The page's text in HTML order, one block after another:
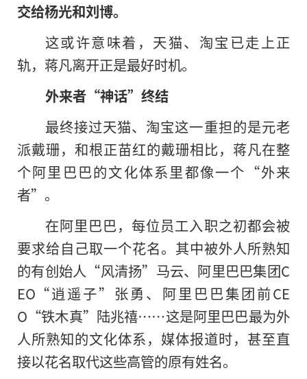
交给杨光和刘博。
这或许意味着，天猫、淘宝已走上正
轨，蒋凡离开正是最好时机。
外来者“神话”终结
最终接过天猫、淘宝这一重担的是元老
派戴珊，和根正苗红的戴珊相比，蒋凡在整
个阿里巴巴的文化体系里都像一个“外来
者”。
在阿里巴巴，每位员工入职之初都会被
要求给自己取一个花名。其中被外人所熟知
的有创始人“风清扬”马云、阿里巴巴集团C
EO“逍遥子”张勇、阿里巴巴集团前CE
O“铁木真”陆兆禧……这是阿里巴巴最为外
人所熟知的文化体系，媒体报道时，甚至直
接以花名取代这些高管的原有姓名。